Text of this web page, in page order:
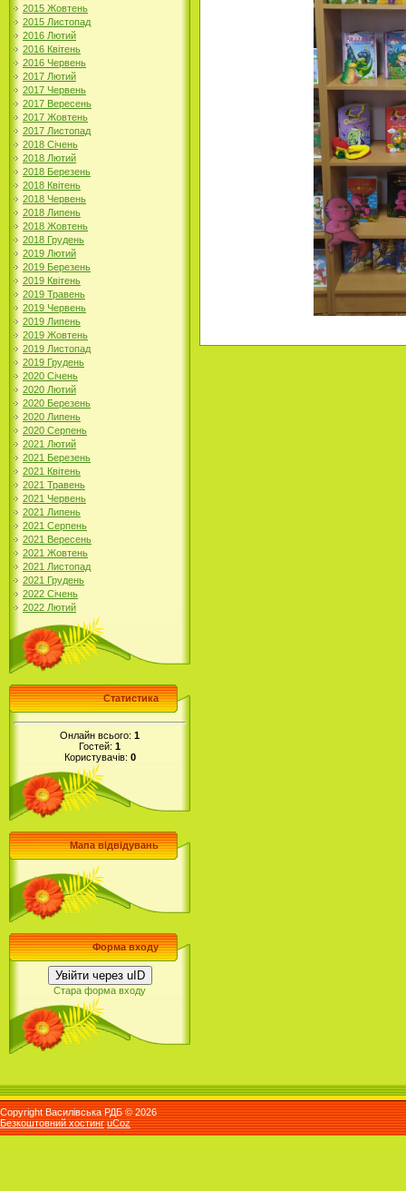
2015 Жовтень
2015 Листопад
2016 Лютий
2016 Квітень
2016 Червень
2017 Лютий
2017 Червень
2017 Вересень
2017 Жовтень
2017 Листопад
2018 Січень
2018 Лютий
2018 Березень
2018 Квітень
2018 Червень
2018 Липень
2018 Жовтень
2018 Грудень
2019 Лютий
2019 Березень
2019 Квітень
2019 Травень
2019 Червень
2019 Липень
2019 Жовтень
2019 Листопад
2019 Грудень
2020 Січень
2020 Лютий
2020 Березень
2020 Липень
2020 Серпень
2021 Лютий
2021 Березень
2021 Квітень
2021 Травень
2021 Червень
2021 Липень
2021 Серпень
2021 Вересень
2021 Жовтень
2021 Листопад
2021 Грудень
2022 Січень
2022 Лютий
Статистика
Онлайн всього: 1
Гостей: 1
Користувачів: 0
Мапа відвідувань
Форма входу
Увійти через uID
Стара форма входу
Copyright Василівська РДБ © 2026
Безкоштовний хостинг uCoz